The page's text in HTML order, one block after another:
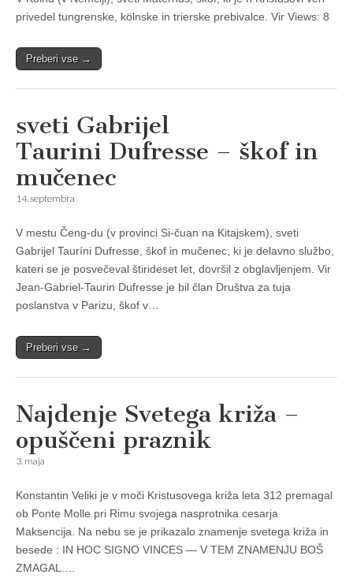
privedel tungrenske, kölnske in trierske prebivalce. Vir Views: 8
Preberi vse →
sveti Gabrijel
Taurini Dufresse – škof in
mučenec
14. septembra
V mestu Čeng-du (v provinci Si-čuan na Kitajskem), sveti
Gabrijel Tauríni Dufresse, škof in mučenec, ki je delavno službo,
kateri se je posvečeval štirideset let, dovršil z obglavljenjem. Vir
Jean-Gabriel-Taurin Dufresse je bil član Društva za tuja
poslanstva v Parizu, škof v…
Preberi vse →
Najdenje Svetega križa –
opuščeni praznik
3. maja
Konstantin Veliki je v moči Kristusovega križa leta 312 premagal
ob Ponte Molle pri Rimu svojega nasprotnika cesarja
Maksencija. Na nebu se je prikazalo znamenje svetega križa in
besede : IN HOC SIGNO VINCES — V TEM ZNAMENJU BOŠ
ZMAGAL.…